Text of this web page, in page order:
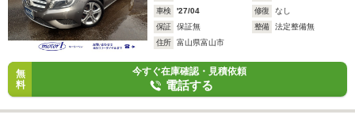
車検
'27/04 修復
なし
保証
保証無 整備
法定整備無
住所
富山県富山市
無
料
今すぐ在庫確認・見積依頼
電話する